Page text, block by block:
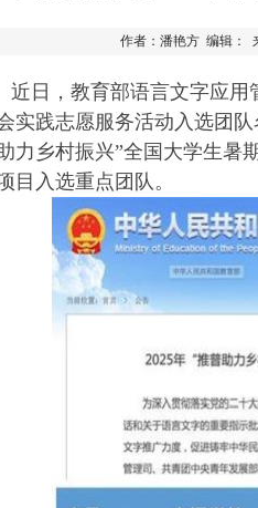
作者：潘艳方 编辑：
近日，教育部语言文字应用
实践志愿服务活动入选团
力乡村振兴”全国大学生暑
目入选重点团队。